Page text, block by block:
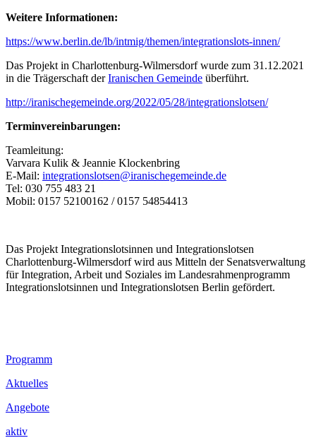
Weitere Informationen:
https://www.berlin.de/lb/intmig/themen/integrationslots-innen/
Das Projekt in Charlottenburg-Wilmersdorf wurde zum 31.12.2021
in die Trägerschaft derIranischen Gemeinde überführt.
http://iranischegemeinde.org/2022/05/28/integrationslotsen/
Terminvereinbarungen:
Teamleitung:
Varvara Kulik & Jeannie Klockenbring
E-Mail: integrationslotsen@iranischegemeinde.de
Tel: 030 755 483 21
Mobil: 0157 52100162 / 0157 54854413
Das Projekt Integrationslotsinnen und Integrationslotsen
Charlottenburg-Wilmersdorf wird aus Mitteln der Senatsverwaltung
für Integration, Arbeit und Soziales im Landesrahmenprogramm
Integrationslotsinnen und Integrationslotsen Berlin gefördert.
Footer
Inhalt
Programm
Aktuelles
Angebote
aktiv